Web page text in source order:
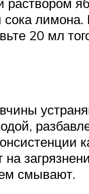
раствором
сока
20 мл
смывают.